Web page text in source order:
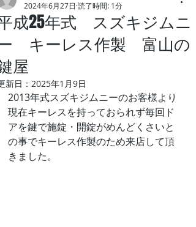
成25年式 スズキジムニ
キーレス作製 富山の
屋
2024年6月27日 読了時間: 1分
新日： 2025年1月9日
2013年式スズキジムニーのお客様より
現在キーレスを持っておられず毎回ド
アを鍵で施錠・開錠がめんどくさいと
の事でキーレス作製のため来店して頂
きました。